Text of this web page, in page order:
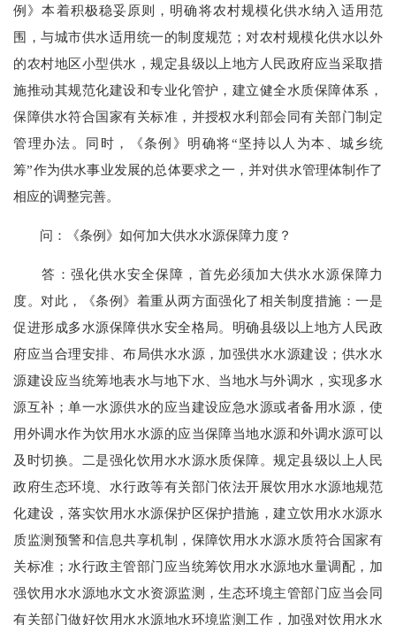
例》本着积极稳妥原则，明确将农村规模化供水纳入适用范
围，与城市供水适用统一的制度规范；对农村规模化供水以外
的农村地区小型供水，规定县级以上地方人民政府应当采取措
施推动其规范化建设和专业化管护，建立健全水质保障体系，
保障供水符合国家有关标准，并授权水利部会同有关部门制定
管理办法。同时，《条例》明确将“坚持以人为本、城乡统
筹”作为供水事业发展的总体要求之一，并对供水管理体制作了
相应的调整完善。
问：《条例》如何加大供水水源保障力度？
答：强化供水安全保障，首先必须加大供水水源保障力
度。对此，《条例》着重从两方面强化了相关制度措施：一是
促进形成多水源保障供水安全格局。明确县级以上地方人民政
府应当合理安排、布局供水水源，加强供水水源建设；供水水
源建设应当统筹地表水与地下水、当地水与外调水，实现多水
源互补；单一水源供水的应当建设应急水源或者备用水源，使
用外调水作为饮用水水源的应当保障当地水源和外调水源可以
及时切换。二是强化饮用水水源水质保障。规定县级以上人民
政府生态环境、水行政等有关部门依法开展饮用水水源地规范
化建设，落实饮用水水源保护区保护措施，建立饮用水水源水
质监测预警和信息共享机制，保障饮用水水源水质符合国家有
关标准；水行政主管部门应当统筹饮用水水源地水量调配，加
强饮用水水源地水文水资源监测，生态环境主管部门应当会同
有关部门做好饮用水水源地水环境监测工作，加强对饮用水水